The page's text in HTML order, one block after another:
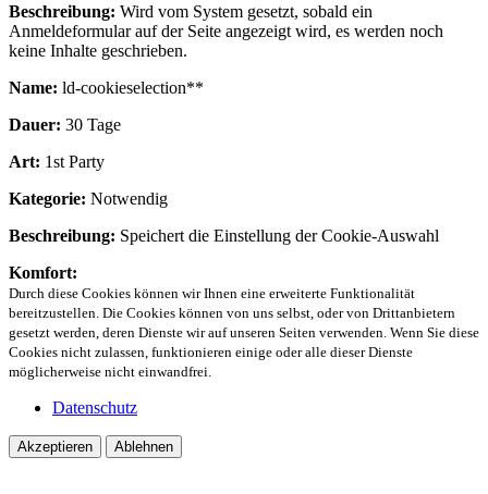
Beschreibung: Wird vom System gesetzt, sobald ein
Anmeldeformular auf der Seite angezeigt wird, es werden noch
keine Inhalte geschrieben.
Name: ld-cookieselection**
Dauer: 30 Tage
Art: 1st Party
Kategorie: Notwendig
Beschreibung: Speichert die Einstellung der Cookie-Auswahl
Komfort:
Durch diese Cookies können wir Ihnen eine erweiterte Funktionalität
bereitzustellen. Die Cookies können von uns selbst, oder von Drittanbietern
gesetzt werden, deren Dienste wir auf unseren Seiten verwenden. Wenn Sie diese
Cookies nicht zulassen, funktionieren einige oder alle dieser Dienste
möglicherweise nicht einwandfrei.
Datenschutz
Akzeptieren Ablehnen